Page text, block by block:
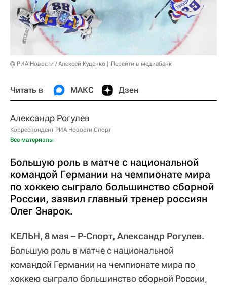
© РИА Новости / Алексей Куденко Перейти в медиабанк
Читать в МАКС Дзен
Александр Рогулев
Корреспондент РИА Новости Спорт
Все материалы
Большую роль в матче с национальной
командой Германии на чемпионате мира
по хоккею сыграло большинство сборной
России, заявил главный тренер россиян
Олег Знарок.
КЕЛЬН, 8 мая – Р-Спорт, Александр Рогулев.
Большую роль в матче с национальной
командой Германии на чемпионате мира по
хоккеюсыграло большинствосборной России,